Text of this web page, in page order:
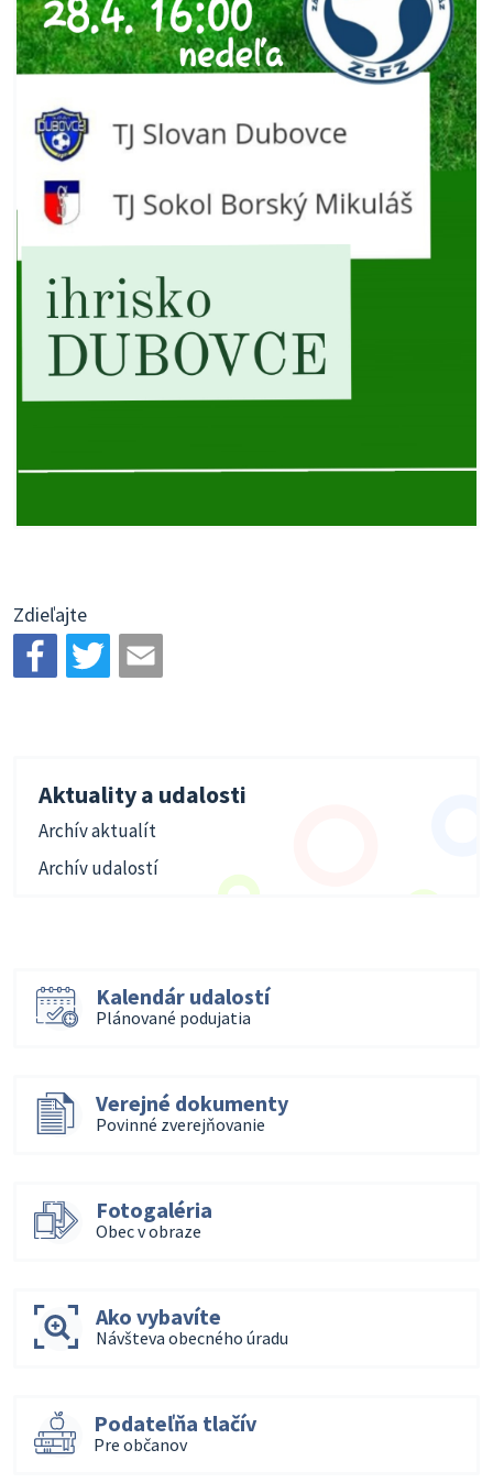
Zdieľajte
Aktuality a udalosti
Archív aktualít
Archív udalostí
Kalendár udalostí
Plánované podujatia
Verejné dokumenty
Povinné zverejňovanie
Fotogaléria
Obec v obraze
Ako vybavíte
Návšteva obecného úradu
Podateľňa tlačív
Pre občanov